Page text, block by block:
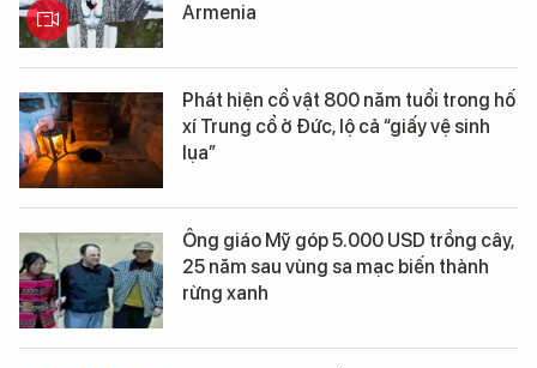
Armenia
Phát hiện cổ vật 800 năm tuổi trong hố
xí Trung cổ ở Đức, lộ cả “giấy vệ sinh
lụa”
Ông giáo Mỹ góp 5.000 USD trồng cây,
25 năm sau vùng sa mạc biến thành
rừng xanh